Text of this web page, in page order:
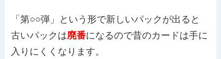
「第○○弾」という形で新しいパックが出ると
古いパックは廃番になるので昔のカードは手に
入りにくくなります。